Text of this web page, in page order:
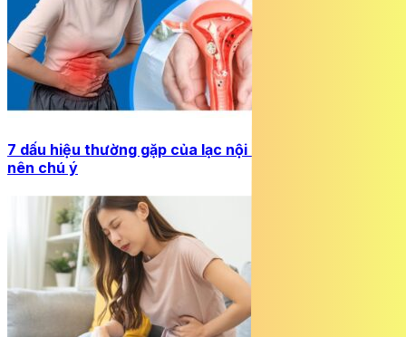
7 dấu hiệu thường gặp của lạc nội mạc tử cung chị em
nên chú ý